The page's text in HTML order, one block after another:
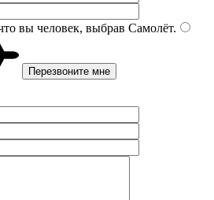
вы человек, выбрав Самолёт.